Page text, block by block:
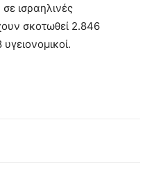
ισραηλινές
σκοτωθεί 2.846